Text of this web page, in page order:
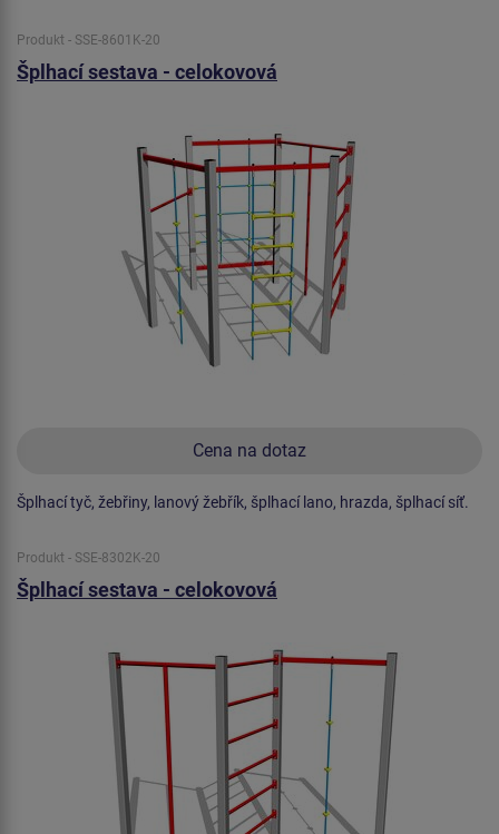
Produkt - SSE-8601K-20
Šplhací sestava - celokovová
Cena na dotaz
Šplhací tyč, žebřiny, lanový žebřík, šplhací lano, hrazda, šplhací síť.
Produkt - SSE-8302K-20
Šplhací sestava - celokovová